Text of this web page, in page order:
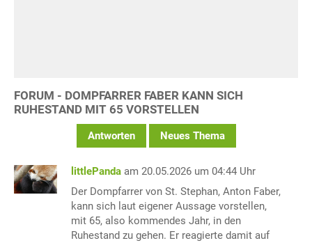
FORUM - DOMPFARRER FABER KANN SICH
RUHESTAND MIT 65 VORSTELLEN
Antworten Neues Thema
littlePanda am 20.05.2026 um 04:44 Uhr
Der Dompfarrer von St. Stephan, Anton Faber,
kann sich laut eigener Aussage vorstellen,
mit 65, also kommendes Jahr, in den
Ruhestand zu gehen. Er reagierte damit auf